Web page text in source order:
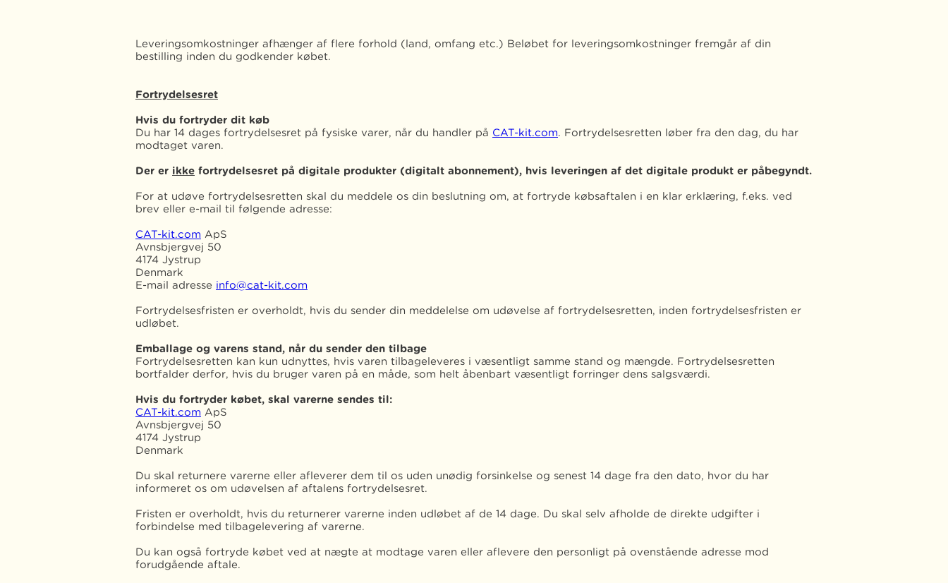
Leveringsomkostninger afhænger af flere forhold (land, omfang etc.) Beløbet for leveringsomkostninger fremgår af din
bestilling inden du godkender købet.
Fortrydelsesret
Hvis du fortryder dit køb
Du har 14 dages fortrydelsesret på fysiske varer, når du handler på CAT-kit.com. Fortrydelsesretten løber fra den dag, du har
modtaget varen.
Der er ikke fortrydelsesret på digitale produkter (digitalt abonnement), hvis leveringen af det digitale produkt er påbegyndt.
For at udøve fortrydelsesretten skal du meddele os din beslutning om, at fortryde købsaftalen i en klar erklæring, f.eks. ved
brev eller e-mail til følgende adresse:
CAT-kit.com ApS
Avnsbjergvej 50
4174 Jystrup
Denmark
E-mail adresse info@cat-kit.com
Fortrydelsesfristen er overholdt, hvis du sender din meddelelse om udøvelse af fortrydelsesretten, inden fortrydelsesfristen er
udløbet.
Emballage og varens stand, når du sender den tilbage
Fortrydelsesretten kan kun udnyttes, hvis varen tilbageleveres i væsentligt samme stand og mængde. Fortrydelsesretten
bortfalder derfor, hvis du bruger varen på en måde, som helt åbenbart væsentligt forringer dens salgsværdi.
Hvis du fortryder købet, skal varerne sendes til:
CAT-kit.com ApS
Avnsbjergvej 50
4174 Jystrup
Denmark
Du skal returnere varerne eller afleverer dem til os uden unødig forsinkelse og senest 14 dage fra den dato, hvor du har
informeret os om udøvelsen af aftalens fortrydelsesret.
Fristen er overholdt, hvis du returnerer varerne inden udløbet af de 14 dage. Du skal selv afholde de direkte udgifter i
forbindelse med tilbagelevering af varerne.
Du kan også fortryde købet ved at nægte at modtage varen eller aflevere den personligt på ovenstående adresse mod
forudgående aftale.